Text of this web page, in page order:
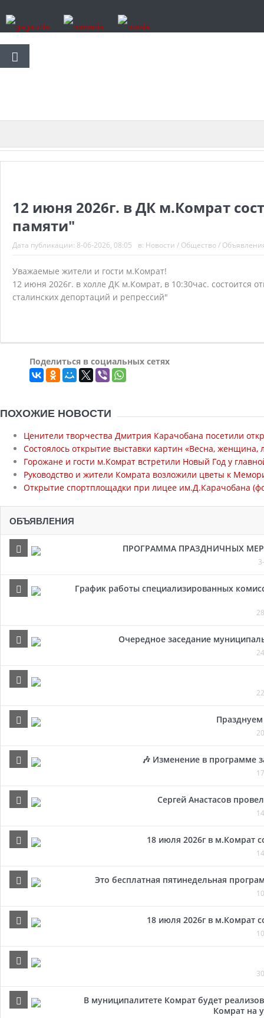
12 июня 2026г. в ДК м.Комрат
памяти"
Дата публикации: 8-06-2026, 08:05 в: Новости / Общество/
Уважаемые жители и гости м.Комрат!
12 июня 2026г. в холле ДК м.Комрат, в 10:30час. состоится
сталинских депортаций и репрессий"
Поделиться в социальных сетях
ПОХОЖИЕ НОВОСТИ
Ценители творчества Дмитрия Карачобана посетили
Состоялось открытие выставки картин «Весна, женщина,
Горожане и гости м.Комрат встретили Новый Год у
Руководство и жители Комрата возложили цветы к
Открытие спортплощадки при лицее им.Д.Карачобана
ОБЪЯВЛЕНИЯ
ПРОГРАММА ПРАЗДНИЧНЫХ
График работы специализированных
Очередное заседание
Празднуем
🎶 Изменение в программе
Сергей Анастасов
18 июля 2026г в м.Комрат
Это бесплатная пятинедельная
18 июля 2026г в м.Комрат
В муниципалитете Комрат будет
Комрат на